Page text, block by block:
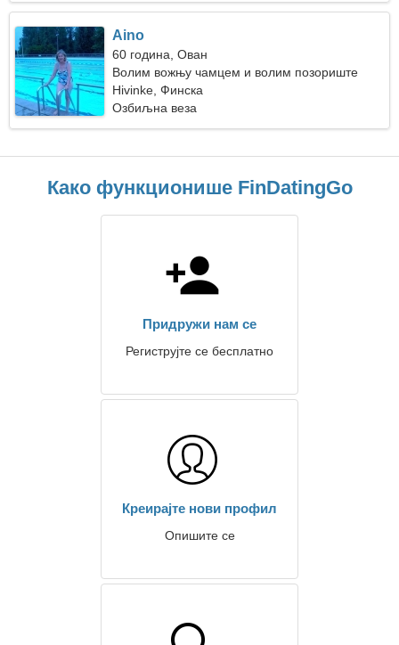
Aino
60 година, Ован
Волим вожњу чамцем и волим позориште
Hivinke, Финска
Озбиљна веза
Како функционише FinDatingGo
Придружи нам се
Региструјте се бесплатно
Креирајте нови профил
Опишите се